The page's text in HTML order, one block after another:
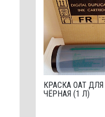
КРАСКА OAT ДЛЯ
ЧЁРНАЯ (1 Л)